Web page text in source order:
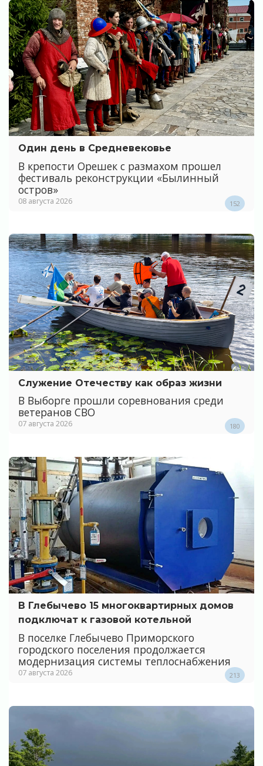
Один день в Средневековье
В крепости Орешек с размахом прошел
фестиваль реконструкции «Былинный
остров»
08 августа 2026 152
Служение Отечеству как образ жизни
В Выборге прошли соревнования среди
ветеранов СВО
07 августа 2026 180
В Глебычево 15 многоквартирных домов
подключат к газовой котельной
В поселке Глебычево Приморского
городского поселения продолжается
модернизация системы теплоснабжения
07 августа 2026 213